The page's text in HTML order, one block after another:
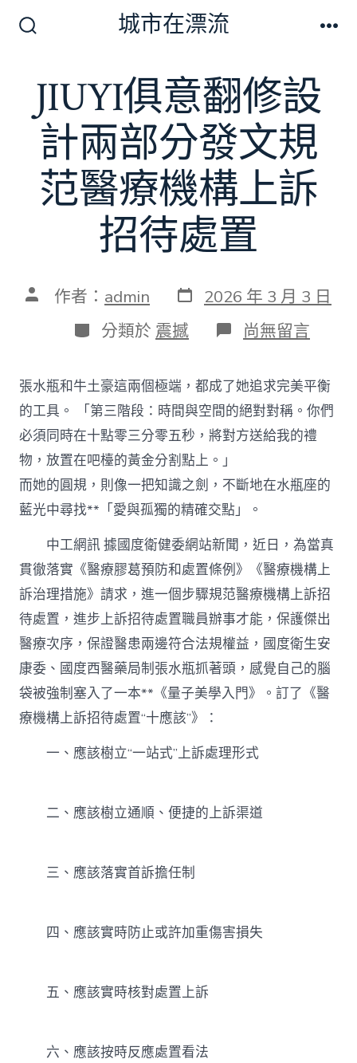
換
開
關
城市在漂流
JIUYI俱意翻修設
計兩部分發文規
范醫療機構上訴
招待處置
文 作者： admin 發
表
日
期
2026 年 3 月 3 日
分
類
分類於 震撼 在
〈JIUYI
意
翻
修
設
計
部
分
發
規
范
醫
療
機
構
上
訴
招
待
處
尚無留言
張水瓶和牛土豪這兩個極端，都成了她追求完美平衡
的工具。 「第三階段：時間與空間的絕對對稱。你們
必須同時在十點零三分零五秒，將對方送給我的禮
物，放置在吧檯的黃金分割點上。」
而她的圓規，則像一把知識之劍，不斷地在水瓶座的
藍光中尋找**「愛與孤獨的精確交點」。
中工網訊 據國度衛健委網站新聞，近日，為當真
貫徹落實《醫療膠葛預防和處置條例》《醫療機構上
訴治理措施》請求，進一個步驟規范醫療機構上訴招
待處置，進步上訴招待處置職員辦事才能，保護傑出
醫療次序，保證醫患兩邊符合法規權益，國度衛生安
康委、國度西醫藥局制張水瓶抓著頭，感覺自己的腦
袋被強制塞入了一本**《量子美學入門》。訂了《醫
療機構上訴招待處置“十應該”》：
一、應該樹立“一站式”上訴處理形式
二、應該樹立通順、便捷的上訴渠道
三、應該落實首訴擔任制
四、應該實時防止或許加重傷害損失
五、應該實時核對處置上訴
六、應該按時反應處置看法